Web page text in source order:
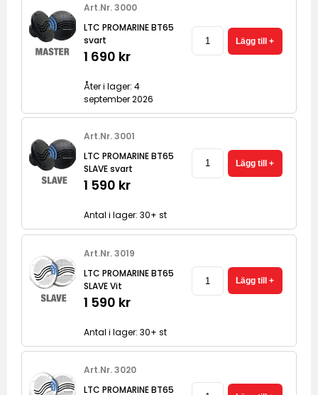
Art.Nr. 3000
LTC PROMARINE BT65
svart
1 690 kr
Åter i lager: 4
september 2026
Art.Nr. 3001
LTC PROMARINE BT65
SLAVE svart
1 590 kr
Antal i lager: 30+ st
Art.Nr. 3019
LTC PROMARINE BT65
SLAVE Vit
1 590 kr
Antal i lager: 30+ st
Art.Nr. 3020
LTC PROMARINE BT65